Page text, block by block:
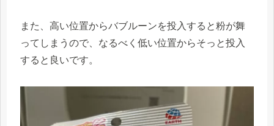
また、高い位置からバブルーンを投入すると粉が舞
ってしまうので、なるべく低い位置からそっと投入
すると良いです。